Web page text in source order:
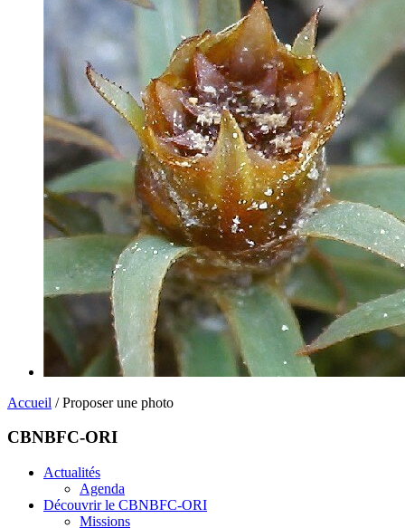
Accueil / Proposer une photo
CBNBFC-ORI
Actualités
Agenda
Découvrir le CBNBFC-ORI
Missions